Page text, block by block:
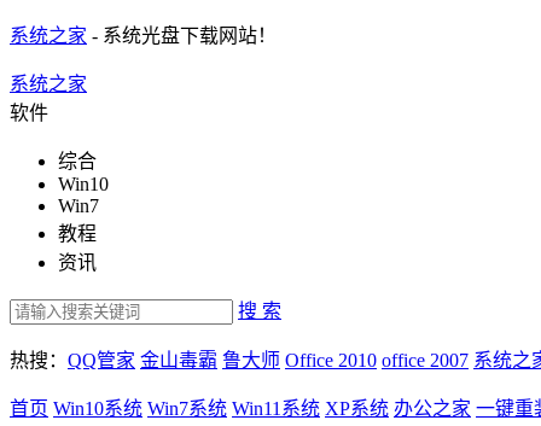
系统之家 - 系统光盘下载网站！
系统之家
软件
综合
Win10
Win7
教程
资讯
搜 索
热搜： QQ管家 金山毒霸 鲁大师 Office 2010 office 2007 系统之
首页 Win10系统 Win7系统 Win11系统 XP系统 办公之家 一键重